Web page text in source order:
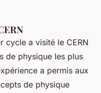
cycle a visité le CERN
de physique les plus
a permis aux
de physique